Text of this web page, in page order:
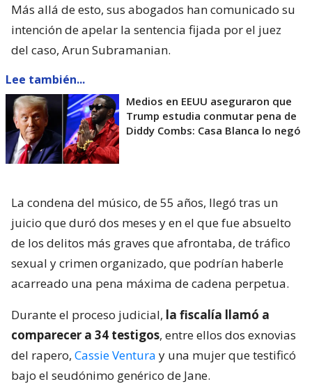
Más allá de esto, sus abogados han comunicado su
intención de apelar la sentencia fijada por el juez
del caso, Arun Subramanian.
Lee también...
Medios en EEUU aseguraron que
Trump estudia conmutar pena de
Diddy Combs: Casa Blanca lo negó
La condena del músico, de 55 años, llegó tras un
juicio que duró dos meses y en el que fue absuelto
de los delitos más graves que afrontaba, de tráfico
sexual y crimen organizado, que podrían haberle
acarreado una pena máxima de cadena perpetua.
Durante el proceso judicial, la fiscalía llamó a
comparecer a 34 testigos, entre ellos dos exnovias
del rapero, Cassie Ventura y una mujer que testificó
bajo el seudónimo genérico de Jane.